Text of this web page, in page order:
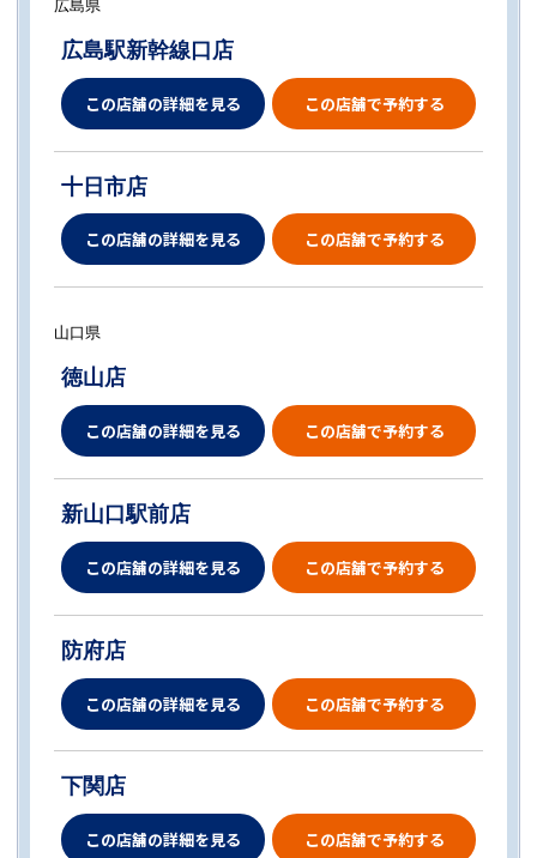
広島県
広島駅新幹線口店
この店舗の詳細を見る この店舗で予約する
十日市店
この店舗の詳細を見る この店舗で予約する
山口県
徳山店
この店舗の詳細を見る この店舗で予約する
新山口駅前店
この店舗の詳細を見る この店舗で予約する
防府店
この店舗の詳細を見る この店舗で予約する
下関店
この店舗の詳細を見る この店舗で予約する